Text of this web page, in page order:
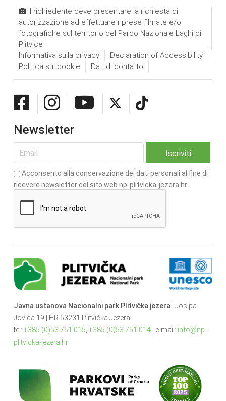
Il richiedente deve presentare la richiesta di
autorizzazione ad effettuare riprese filmate e/o
fotografiche sul territorio del Parco Nazionale Laghi di
Plitvice
Informativa sulla privacy
Declaration of Accessibility
Politica sui cookie
Dati di contatto
Newsletter
Acconsento alla conservazione dei dati personali al fine di
ricevere newsletter del sito web np-plitvicka-jezera.hr
Javna ustanova Nacionalni park Plitvička jezera | Josipa
Jovića 19 | HR 53231 Plitvička Jezera
tel: +385 (0)53 751 015 +385 (0)53 751 014| e-mail: info@np-
plitvicka-jezera.hr